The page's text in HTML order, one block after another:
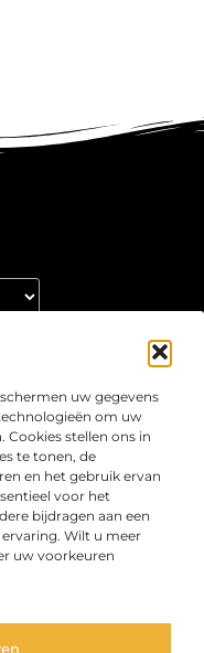
uw gegevens
om uw
Cookies stellen ons in
te tonen, de
en het gebruik ervan
voor het
bijdragen aan een
Wilt u meer
uw voorkeuren
en creatieve
kennis,
verruimen. Welkom
en innovatie